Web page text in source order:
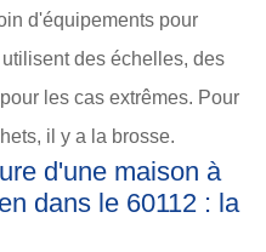
d'équipements pour
des échelles, des
les cas extrêmes. Pour
il y a la brosse.
d'une maison à
dans le 60112 : la